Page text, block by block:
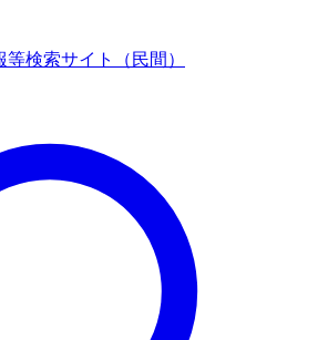
検索サイト（民間）